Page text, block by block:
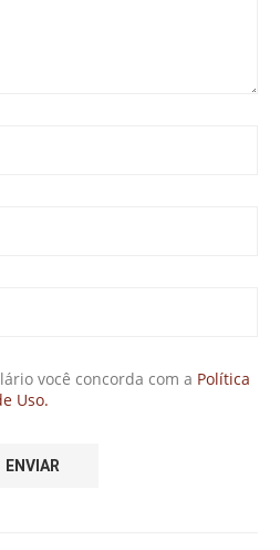
você concorda com a Política
Uso.